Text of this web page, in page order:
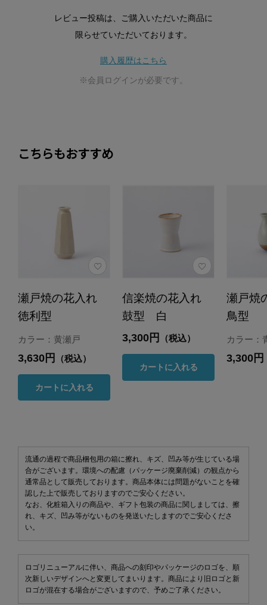
レビュー投稿は、ご購入いただいた商品に
限らせていただいております。
購入履歴はこちら
※会員ログインが必要です。
こちらもおすすめ
瀬戸焼の花入れ
徳利型
カラー：黄瀬戸
3,630円 （税込）
カートに入れる
信楽焼の花入れ
鼓型 白
3,300円 （税込）
カートに入れる
瀬戸
鳥型
カラー：
3,300円
流通の過程で商品梱包用の箱に擦れ、キズ、凹み等が生じている場
合がございます。環境への配慮（パッケージ廃棄削減）の観点から
通常品として販売しております。商品本体には問題がないことを確
認した上で販売しておりますのでご安心ください。
なお、化粧箱入りの商品や、ギフト包装の商品に関しましては、擦
れ、キズ、凹み等がないものを発送いたしますのでご安心くださ
い。
ロゴリニューアルに伴い、商品への刻印やパッケージのロゴを、順
次新しいデザインへと変更してまいります。商品により旧ロゴと新
ロゴが混在する場合がございますので、予めご了承ください。